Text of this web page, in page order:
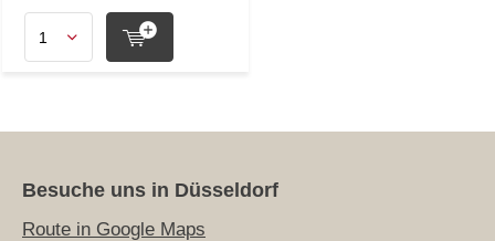
Besuche uns in Düsseldorf
Route in Google Maps